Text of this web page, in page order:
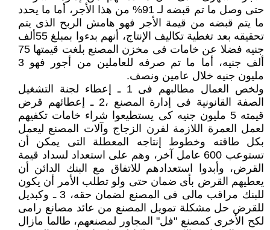
حتى وصل ما تم قبضه لـ 91% من هذا الأجر، أما ما يحدد
ما يتم قبضه من قيمة الأجر فهو هامش الربح الذى يتم
تحقيقه بعد تغطية تكاليف الإنتاج، أنهم بدءوا بمبلغ 55ألف
جنيه فضلا عن خامات فى مخزن المصنع بلغت قيمتها 75
ألف جنيه، أما ما تم صرفه للعاملين من أجور فهو 3
مليون جنيه خلال عامين ونصف.
ولخص العمال مطالبهم فى 1 ـ إعطاء لجنة التشغيل
الصفة القانونية فى إدارة المصنع ،2 ـ إعطائهم قرض
قيمته 5 مليون جنيه كى يستطيعوا شراء خامات تكفيهم
لعمل العمرة اللازمة لفرن الزجاج وآلات المصنع ليعمل
بكل طاقته وخطوط إنتاجه المعطلة التى يمكن أن
تستوعب 600 عامل آخر، وهم على استعداد لسداد قيمة
القرض، وأبدوا استعدادهم للاتفاق مع البنك الدائن أن
يعطيهم القرض بأى ضمان حتى ولو تطلب الأمر أن يكون
للبنك مراقب مالى فى المصنع لضمان حقه، 3 ـ وكبديل
للقرض حل مشكلة تمويل المصنع من عائد مصانع رامى
لكح الأخرى كمصنع "فل" المجاور لمصنعهم، طالما مازال